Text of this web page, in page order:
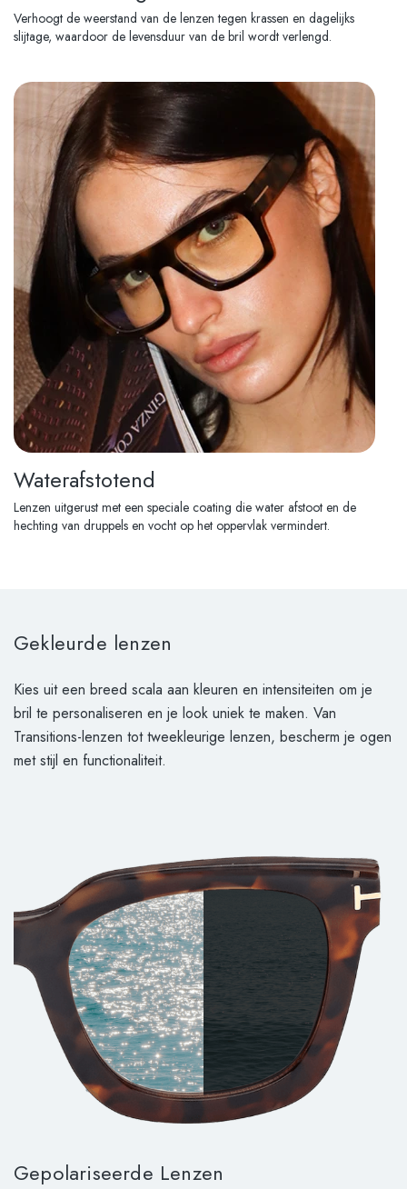
Verhoogt de weerstand van de lenzen tegen krassen en dagelijks
slijtage, waardoor de levensduur van de bril wordt verlengd.
Waterafstotend
Lenzen uitgerust met een speciale coating die water afstoot en de
hechting van druppels en vocht op het oppervlak vermindert.
Gekleurde lenzen
Kies uit een breed scala aan kleuren en intensiteiten om je
bril te personaliseren en je look uniek te maken. Van
Transitions-lenzen tot tweekleurige lenzen, bescherm je ogen
met stijl en functionaliteit.
Gepolariseerde Lenzen